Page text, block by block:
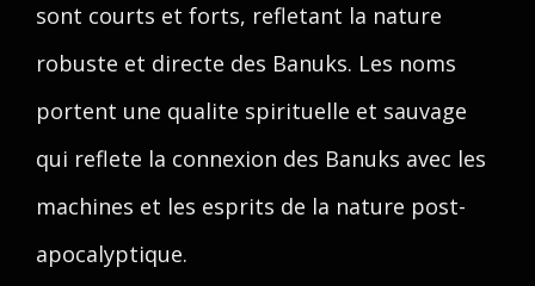
sont courts et forts, refletant la nature
robuste et directe des Banuks. Les noms
portent une qualite spirituelle et sauvage
qui reflete la connexion des Banuks avec les
machines et les esprits de la nature post-
apocalyptique.